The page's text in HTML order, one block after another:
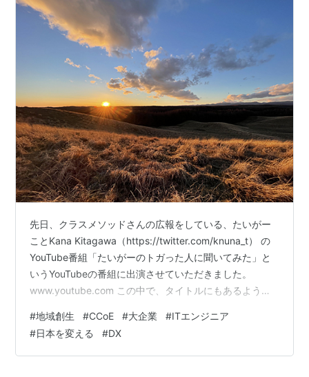
先日、クラスメソッドさんの広報をしている、たいがー
ことKana Kitagawa（https://twitter.com/knuna_t） の
YouTube番組「たいがーのトガった人に聞いてみた」と
いうYouTubeの番組に出演させていただきました。
www.youtube.com この中で、タイトルにもあるように
共創に向かったのか？というお話に触れているので、ぜ
ひ詳細はこの番組を見ていただたきたいのですが、せっ
かくですのでこの番組の中でも触れているいくつかの内
#地域創生 #CCoE #大企業 #ITエンジニア
#日本を変える #DX